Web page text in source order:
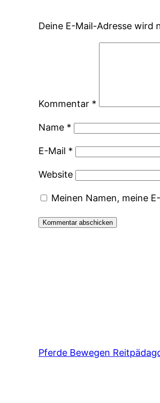
Deine E-Mail-Adresse
Kommentar *
Name *
E-Mail *
Website
Meinen Namen, meine
Pferde Bewegen